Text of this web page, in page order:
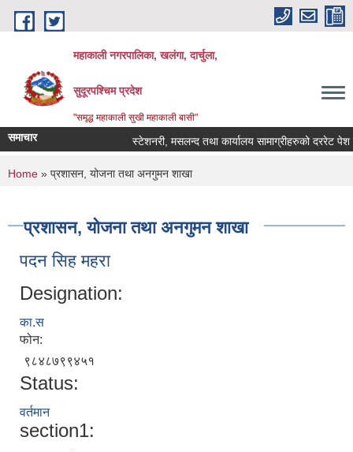
Skip to main content
महाकाली नगरपालिका, खलंगा, दार्चुला,
सुदूरपश्चिम प्रदेश
"समृद्ध महाकाली सुखी महाकाली बासी"
समाचार स्टेशनरी, मसलन्द तथा कार्यालय सामाग्रीहरुको दररेट पेश
You are here
Home » प्रशासन, योजना तथा अनगुमन शाखा
प्रशासन, योजना तथा अनगुमन शाखा
पदन सिह महरा
Designation:
का.स
फोन:
९८४८७९९४५१
Status:
वर्तमान
section1: